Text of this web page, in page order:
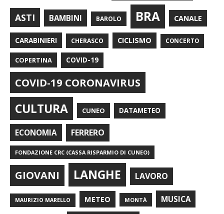
ASTI BAMBINI BAROLO BRA CANALE
CARABINIERI CHERASCO CICLISMO CONCERTO
COPERTINA COVID-19
COVID-19 CORONAVIRUS
CULTURA CUNEO DATAMETEO
ECONOMIA FERRERO
FONDAZIONE CRC (CASSA RISPARMIO DI CUNEO)
GIOVANI LANGHE LAVORO
MAURIZIO MARELLO METEO MONTÀ MUSICA